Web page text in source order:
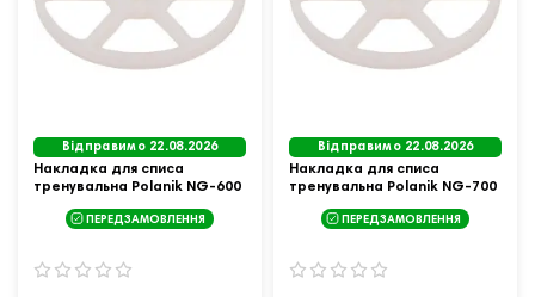
Відправимо 22.08.2026
Накладка для списа
тренувальна Polanik NG-600
ПЕРЕДЗАМОВЛЕННЯ
Відправимо 22.08.2026
Накладка для списа
тренувальна Polanik NG-700
ПЕРЕДЗАМОВЛЕННЯ